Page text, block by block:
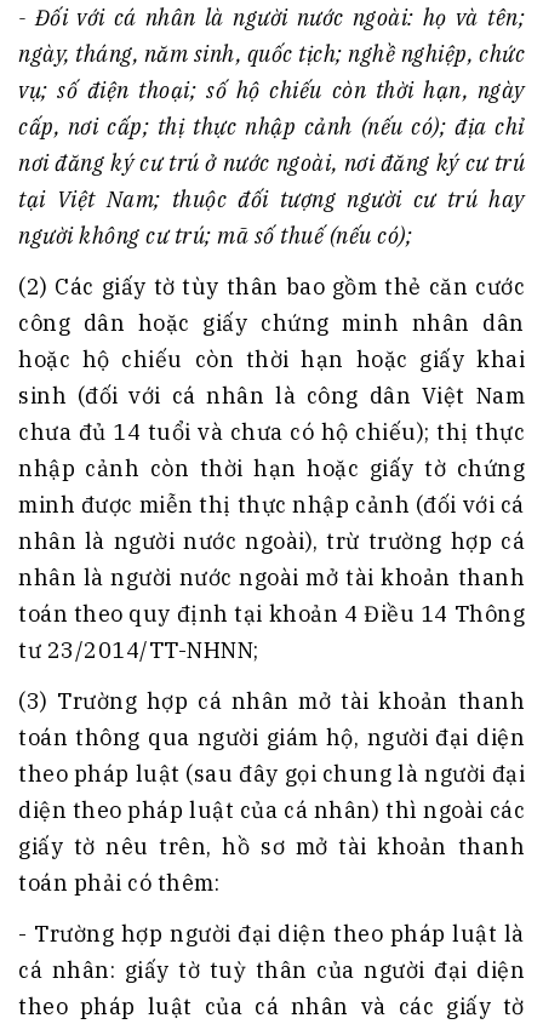
- Đối với cá nhân là người nước ngoài: họ và tên;
ngày, tháng, năm sinh, quốc tịch; nghề nghiệp, chức
vụ; số điện thoại; số hộ chiếu còn thời hạn, ngày
cấp, nơi cấp; thị thực nhập cảnh (nếu có); địa chỉ
nơi đăng ký cư trú ở nước ngoài, nơi đăng ký cư trú
tại Việt Nam; thuộc đối tượng người cư trú hay
người không cư trú; mã số thuế (nếu có);
(2) Các giấy tờ tùy thân bao gồm thẻ căn cước
công dân hoặc giấy chứng minh nhân dân
hoặc hộ chiếu còn thời hạn hoặc giấy khai
sinh (đối với cá nhân là công dân Việt Nam
chưa đủ 14 tuổi và chưa có hộ chiếu); thị thực
nhập cảnh còn thời hạn hoặc giấy tờ chứng
minh được miễn thị thực nhập cảnh (đối với cá
nhân là người nước ngoài), trừ trường hợp cá
nhân là người nước ngoài mở tài khoản thanh
toán theo quy định tại khoản 4 Điều 14 Thông
tư 23/2014/TT-NHNN;
(3) Trường hợp cá nhân mở tài khoản thanh
toán thông qua người giám hộ, người đại diện
theo pháp luật (sau đây gọi chung là người đại
diện theo pháp luật của cá nhân) thì ngoài các
giấy tờ nêu trên, hồ sơ mở tài khoản thanh
toán phải có thêm:
- Trường hợp người đại diện theo pháp luật là
cá nhân: giấy tờ tuỳ thân của người đại diện
theo pháp luật của cá nhân và các giấy tờ